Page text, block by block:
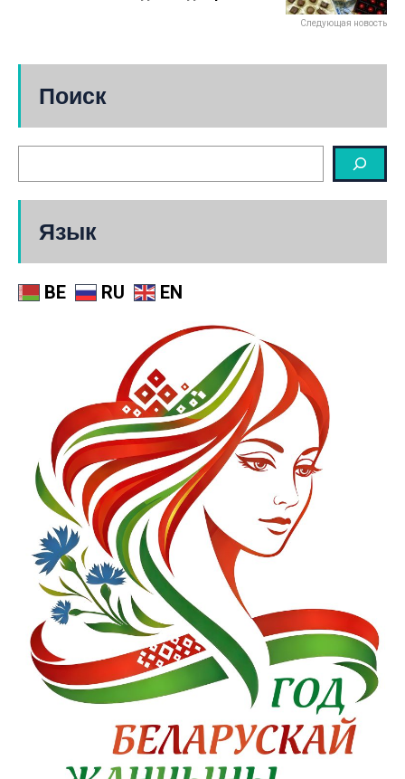
Следующая новость
Поиск
Язык
BE RU EN